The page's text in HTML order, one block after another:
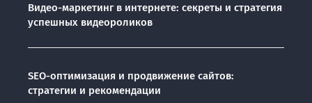
Видео-маркетинг в интернете: секреты и стратегия
успешных видеороликов
SEO-оптимизация и продвижение сайтов:
стратегии и рекомендации